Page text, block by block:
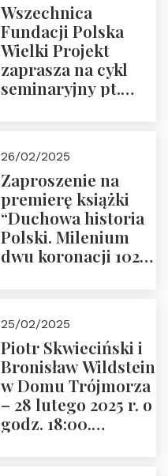
Wszechnica
Fundacji Polska
Wielki Projekt
zaprasza na cykl
seminaryjny pt.
26/02/2025
Zaproszenie na
premierę książki
“Duchowa historia
Polski. Milenium
dwu koronacji 1025-
2025 r. godz. 17:30,
DAW ul. Miodowa
17/19
25/02/2025
Piotr Skwieciński i
Bronisław Wildstein
w Domu Trójmorza
– 28 lutego 2025 r. o
godz. 18:00.